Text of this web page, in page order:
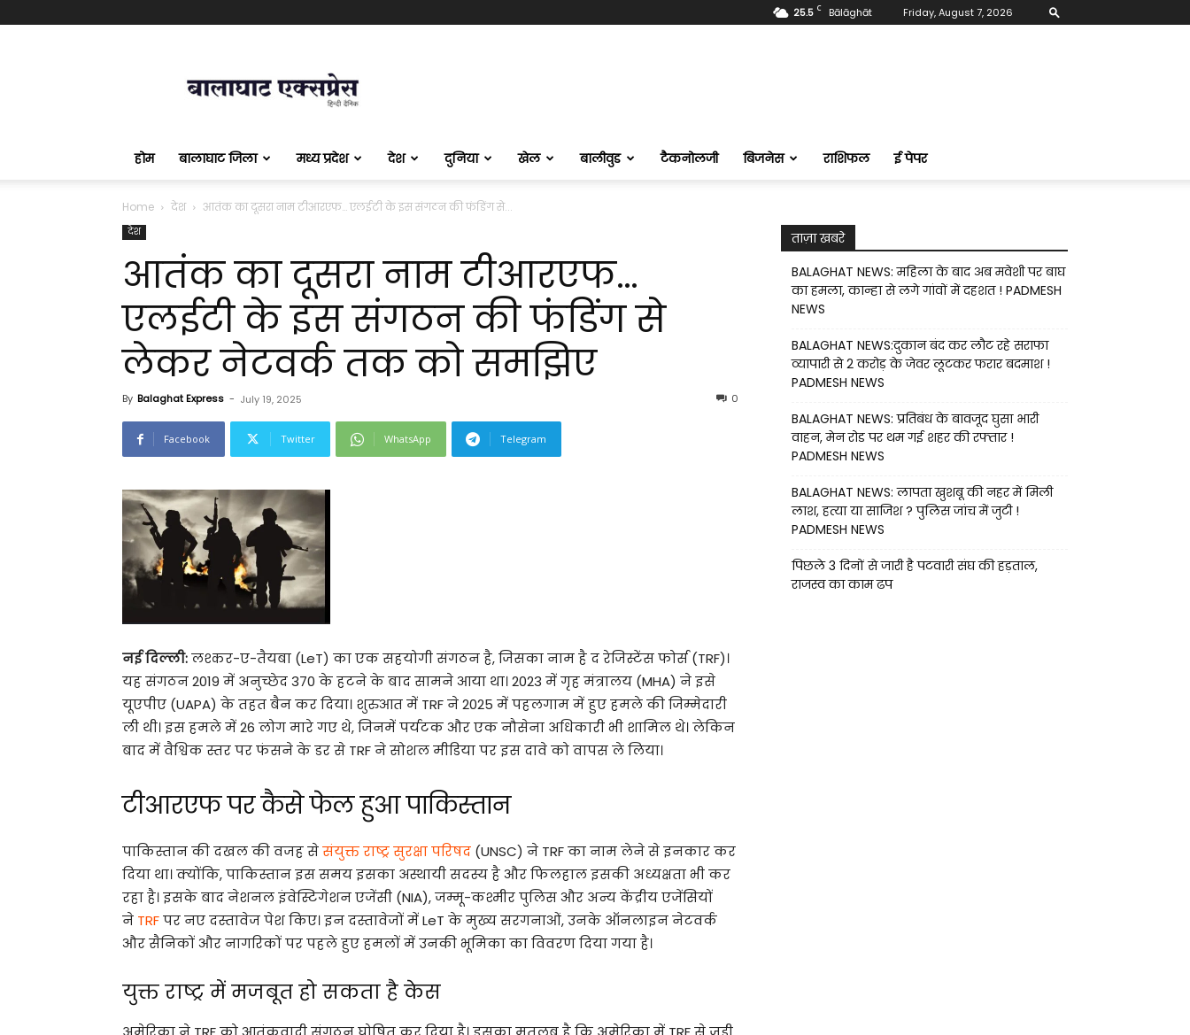
25.5 C Bālāghāt Friday, August 7, 2026
एक्सप्रेस
होम बालाघाट जिला मध्य प्रदेश देश दुनिया खेल बालीवुड टैकनोलजी बिजनेस राशिफल ई पेपर
Home देश आतंक का दूसरा नाम टीआरएफ… एलईटी के इस संगठन की फंडिंग से...
देश
आतंक का दूसरा नाम टीआरएफ…
एलईटी के इस संगठन की फंडिंग से
लेकर नेटवर्क तक को समझिए
By Balaghat Express - July 19, 2025 0
Facebook Twitter WhatsApp Telegram
नई दिल्ली:लश्कर-ए-तैयबा (LeT) का एक सहयोगी संगठन है, जिसका नाम है द रेजिस्टेंस फोर्स (TRF)।
यह संगठन 2019 में अनुच्छेद 370 के हटने के बाद सामने आया था। 2023 में गृह मंत्रालय (MHA) ने इसे
यूएपीए (UAPA) के तहत बैन कर दिया। शुरुआत में TRF ने 2025 में पहलगाम में हुए हमले की जिम्मेदारी
ली थी। इस हमले में 26 लोग मारे गए थे, जिनमें पर्यटक और एक नौसेना अधिकारी भी शामिल थे। लेकिन
बाद में वैश्विक स्तर पर फंसने के डर से TRF ने सोशल मीडिया पर इस दावे को वापस ले लिया।
टीआरएफ पर कैसे फेल हुआ पाकिस्तान
पाकिस्तान की दखल की वजह सेसंयुक्त राष्ट्र सुरक्षा परिषद (UNSC) ने TRF का नाम लेने से इनकार कर
दिया था। क्योंकि, पाकिस्तान इस समय इसका अस्थायी सदस्य है और फिलहाल इसकी अध्यक्षता भी कर
रहा है। इसके बाद नेशनल इंवेस्टिगेशन एजेंसी (NIA), जम्मू-कश्मीर पुलिस और अन्य केंद्रीय एजेंसियों
ने TRFपर नए दस्तावेज पेश किए। इन दस्तावेजों में LeT के मुख्य सरगनाओं, उनके ऑनलाइन नेटवर्क
और सैनिकों और नागरिकों पर पहले हुए हमलों में उनकी भूमिका का विवरण दिया गया है।
युक्त राष्ट्र में मजबूत हो सकता है केस
ताज़ा खबरे
BALAGHAT NEWS: महिला के बाद अब मवेशी पर बाघ
का हमला, कान्हा से लगे गांवों में दहशत ! PADMESH
NEWS
BALAGHAT NEWS:दुकान बंद कर लौट रहे सराफा
व्यापारी से 2 करोड़ के जेवर लूटकर फरार बदमाश !
PADMESH NEWS
BALAGHAT NEWS: प्रतिबंध के बावजूद घुसा भारी
वाहन, मेन रोड पर थम गई शहर की रफ्तार !
PADMESH NEWS
BALAGHAT NEWS: लापता खुशबू की नहर में मिली
लाश, हत्या या साजिश ? पुलिस जांच में जुटी !
PADMESH NEWS
पिछले 3 दिनों से जारी है पटवारी संघ की हड़ताल,
राजस्व का काम ढप